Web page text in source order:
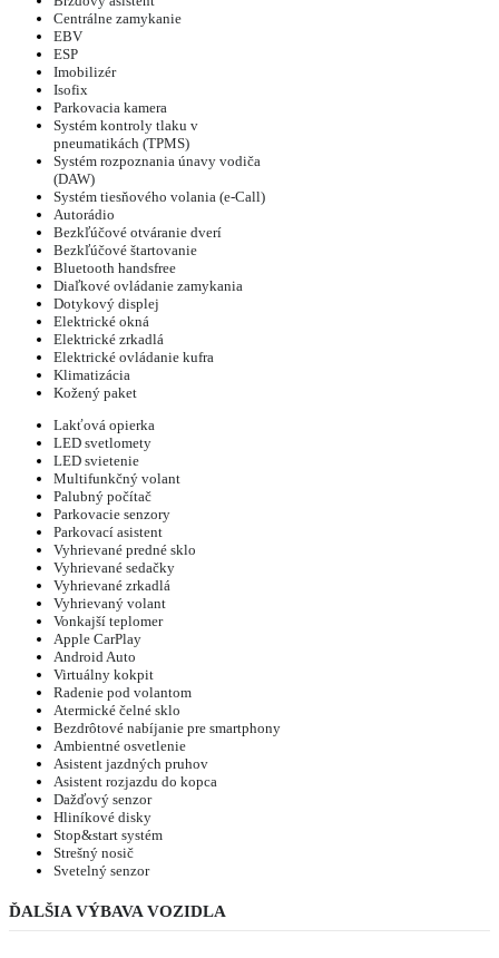
Centrálne zamykanie
EBV
ESP
Imobilizér
Isofix
Parkovacia kamera
Systém kontroly tlaku v
pneumatikách (TPMS)
Systém rozpoznania únavy vodiča
(DAW)
Systém tiesňového volania (e-Call)
Autorádio
Bezkľúčové otváranie dverí
Bezkľúčové štartovanie
Bluetooth handsfree
Diaľkové ovládanie zamykania
Dotykový displej
Elektrické okná
Elektrické zrkadlá
Elektrické ovládanie kufra
Klimatizácia
Kožený paket
Lakťová opierka
LED svetlomety
LED svietenie
Multifunkčný volant
Palubný počítač
Parkovacie senzory
Parkovací asistent
Vyhrievané predné sklo
Vyhrievané sedačky
Vyhrievané zrkadlá
Vyhrievaný volant
Vonkajší teplomer
Apple CarPlay
Android Auto
Virtuálny kokpit
Radenie pod volantom
Atermické čelné sklo
Bezdrôtové nabíjanie pre smartphony
Ambientné osvetlenie
Asistent jazdných pruhov
Asistent rozjazdu do kopca
Dažďový senzor
Hliníkové disky
Stop&start systém
Strešný nosič
Svetelný senzor
ĎALŠIA VÝBAVA VOZIDLA